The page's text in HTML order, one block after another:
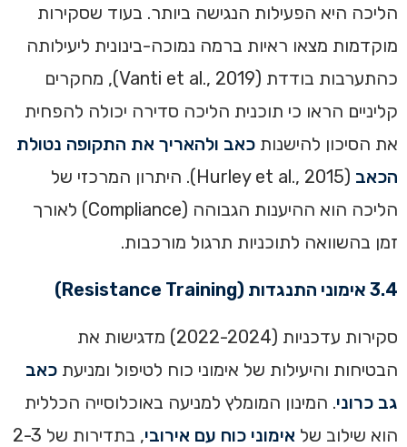
הליכה היא הפעילות הנגישה ביותר. בעוד שסקירות
מוקדמות מצאו ראיות ברמה נמוכה-בינונית ליעילותה
כהתערבות בודדת (Vanti et al., 2019), מחקרים
קליניים הראו כי תוכנית הליכה סדירה יכולה להפחית
את הסיכון להישנות כאב ולהאריך את התקופה נטולת
הכאב
(Hurley et al., 2015). היתרון המרכזי של
הליכה הוא ההיענות הגבוהה (Compliance) לאורך
זמן בהשוואה לתוכניות תרגול מורכבות.
3.4 אימוני התנגדות (Resistance Training)
סקירות עדכניות (2022-2024) מדגישות את
הבטיחות והיעילות של אימוני כוח לטיפול ומניעת כאב
גב כרוני. המינון המומלץ למניעה באוכלוסייה הכללית
הוא שילוב של אימוני כוח עם אירובי
, בתדירות של 2-3